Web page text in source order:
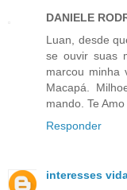
DANIELE
Luan, desde
se ouvir suas
marcou minha
Macapá.
mando. Te Amo
Responder
interesses